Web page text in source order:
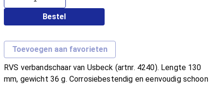
Bestel
Toevoegen aan favorieten
RVS verbandschaar van Usbeck (artnr. 4240). Lengte 130
mm, gewicht 36 g. Corrosiebestendig en eenvoudig schoon